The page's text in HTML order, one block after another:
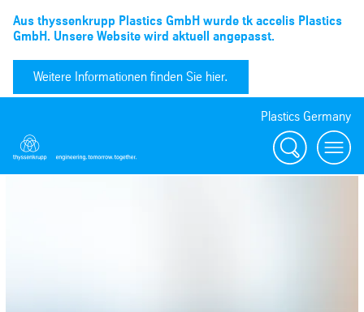
Aus thyssenkrupp Plastics GmbH wurde tk accelis Plastics
GmbH. Unsere Website wird aktuell angepasst.
Weitere Informationen finden Sie hier.
Plastics Germany
Suchen menu